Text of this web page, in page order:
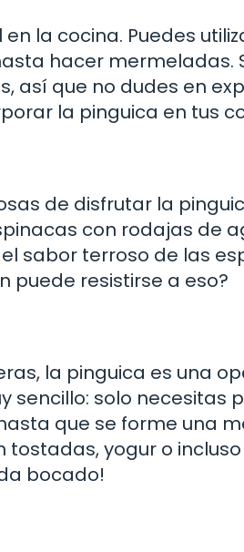
la cocina. Puedes
hacer mermeladas.
así que no dudes en
la pinguica en tus
de disfrutar la
con rodajas de
sabor terroso de las
puede resistirse a eso?
la pinguica es una
solo necesitas
que se forme una
yogur o
bocado!